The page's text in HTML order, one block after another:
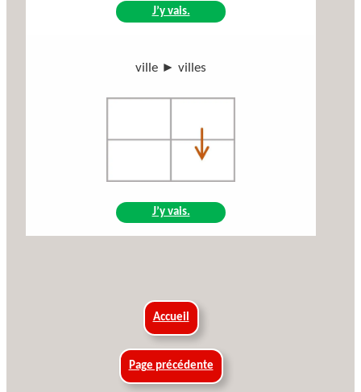
J’y vais.
ville ► villes
J’y vais.
Accueil
Page précédente